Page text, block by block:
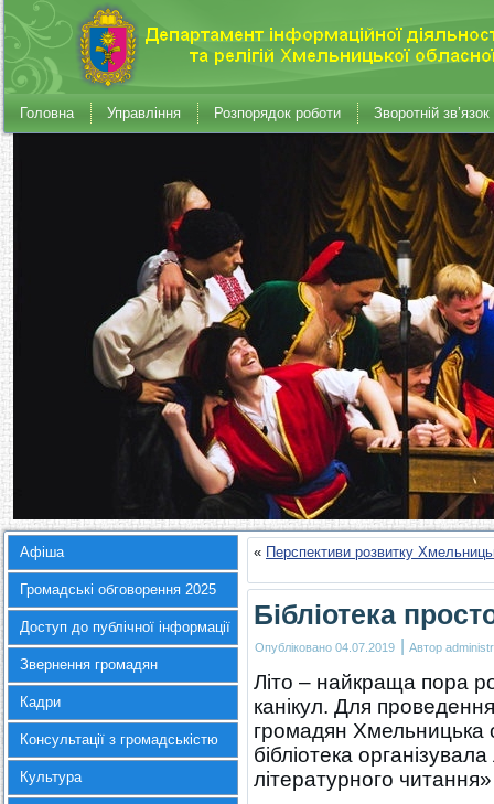
Головна Управління Розпорядок роботи Зворотній зв’язок
Афіша
Громадські обговорення 2025
Доступ до публічної інформації
Звернення громадян
Кадри
Консультації з громадськістю
Культура
« Перспективи розвитку
Бібліотека
Опубліковано 04.07.2019 | Автор
Літо – найкраща пора
канікул. Для
громадян Хмельницька
бібліотека
літературного